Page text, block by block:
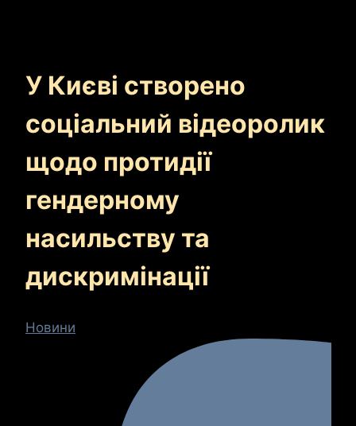
У Києві створено
соціальний відеоролик
щодо протидії
гендерному
насильству та
дискримінації
Новини